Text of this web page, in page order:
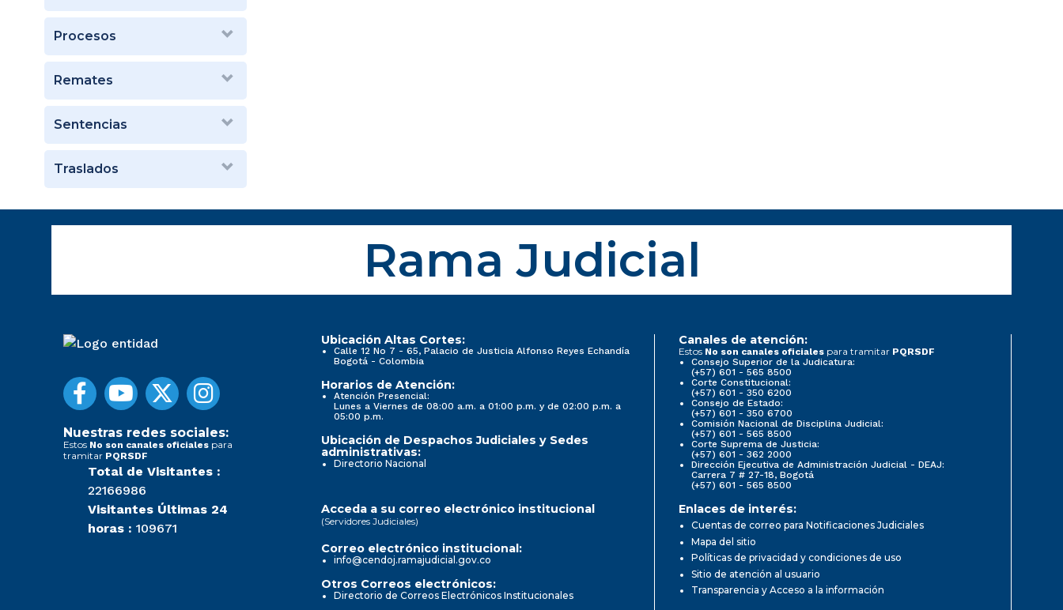
Procesos
Remates
Sentencias
Traslados
Rama Judicial
Nuestras redes sociales:
Estos No son canales oficiales para
tramitar PQRSDF
Total de Visitantes :
22166986
Visitantes Últimas 24
horas : 109671
Ubicación Altas Cortes:
Calle 12 No 7 - 65, Palacio de Justicia Alfonso Reyes Echandía
Bogotá - Colombia
Horarios de Atención:
Atención Presencial:
Lunes a Viernes de 08:00 a.m. a 01:00 p.m. y de 02:00 p.m. a
05:00 p.m.
Ubicación de Despachos Judiciales y Sedes
administrativas:
Directorio Nacional
Canales de atención:
Estos No son canales oficiales para tramitar PQRSDF
Consejo Superior de la Judicatura:
(+57) 601 - 565 8500
Corte Constitucional:
(+57) 601 - 350 6200
Consejo de Estado:
(+57) 601 - 350 6700
Comisión Nacional de Disciplina Judicial:
(+57) 601 - 565 8500
Corte Suprema de Justicia:
(+57) 601 - 362 2000
Dirección Ejecutiva de Administración Judicial - DEAJ:
Carrera 7 # 27-18, Bogotá
(+57) 601 - 565 8500
Acceda a su correo electrónico institucional
(Servidores Judiciales)
Correo electrónico institucional:
info@cendoj.ramajudicial.gov.co
Otros Correos electrónicos:
Directorio de Correos Electrónicos Institucionales
Enlaces de interés:
Cuentas de correo para Notificaciones Judiciales
Mapa del sitio
Políticas de privacidad y condiciones de uso
Sitio de atención al usuario
Transparencia y Acceso a la información